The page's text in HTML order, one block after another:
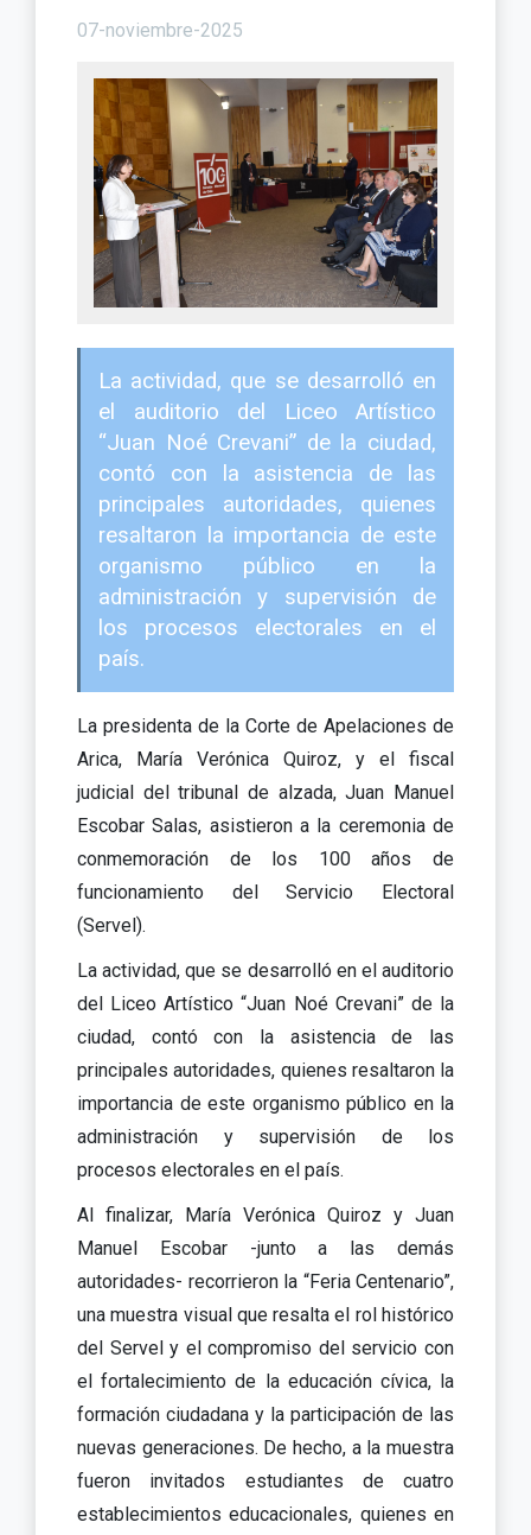
07-noviembre-2025
La actividad, que se desarrolló en
el auditorio del Liceo Artístico
“Juan Noé Crevani” de la ciudad,
contó con la asistencia de las
principales autoridades, quienes
resaltaron la importancia de este
organismo público en la
administración y supervisión de
los procesos electorales en el
país.
La presidenta de la Corte de Apelaciones de
Arica, María Verónica Quiroz, y el fiscal
judicial del tribunal de alzada, Juan Manuel
Escobar Salas, asistieron a la ceremonia de
conmemoración de los 100 años de
funcionamiento del Servicio Electoral
(Servel).
La actividad, que se desarrolló en el auditorio
del Liceo Artístico “Juan Noé Crevani” de la
ciudad, contó con la asistencia de las
principales autoridades, quienes resaltaron la
importancia de este organismo público en la
administración y supervisión de los
procesos electorales en el país.
Al finalizar, María Verónica Quiroz y Juan
Manuel Escobar -junto a las demás
autoridades- recorrieron la “Feria Centenario”,
una muestra visual que resalta el rol histórico
del Servel y el compromiso del servicio con
el fortalecimiento de la educación cívica, la
formación ciudadana y la participación de las
nuevas generaciones. De hecho, a la muestra
fueron invitados estudiantes de cuatro
establecimientos educacionales, quienes en